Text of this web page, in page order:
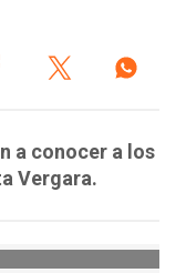
a conocer a los
Vergara.